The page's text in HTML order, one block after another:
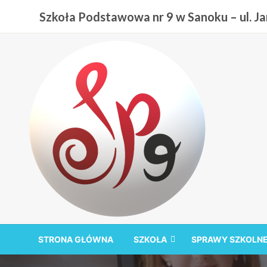
treści
Szkoła Podstawowa nr 9 w Sanoku – ul.
Szkoła Podstawowa
STRONA GŁÓWNA SZKOŁA SPRAWY SZKOLNE